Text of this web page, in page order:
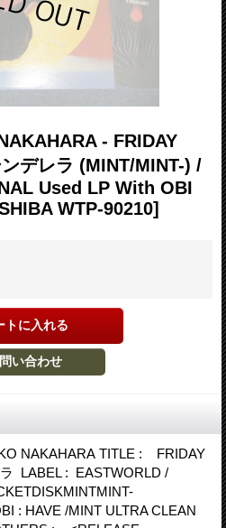
- FRIDAY
デレラ (MINT/MINT-) /
Used LP With OBI
WTP-90210]
NAKAHARA TITLE : FRIDAY
LABEL : EASTWORLD /
ULTRA CLEAN